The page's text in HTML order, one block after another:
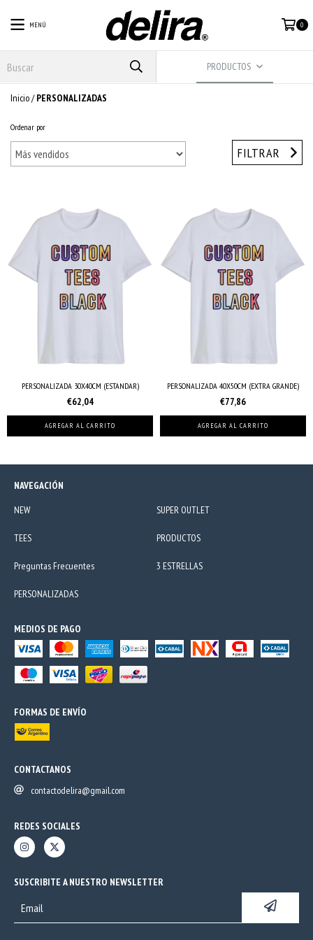
MENÚ 0
PRODUCTOS
Inicio/ PERSONALIZADAS
Ordenar por
FILTRAR
PERSONALIZADA 30X40CM (ESTANDAR)
€62,04
AGREGAR AL CARRITO
PERSONALIZADA 40X50CM (EXTRA GRANDE)
€77,86
AGREGAR AL CARRITO
NAVEGACIÓN
NEW
SUPER OUTLET
TEES PRODUCTOS
Preguntas Frecuentes 3 ESTRELLAS
PERSONALIZADAS
MEDIOS DE PAGO
FORMAS DE ENVÍO
CONTACTANOS
contactodelira@gmail.com
REDES SOCIALES
SUSCRIBITE A NUESTRO NEWSLETTER